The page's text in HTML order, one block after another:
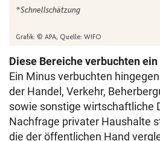
Diese Bereiche verbuchten
Ein Minus verbuchten
der Handel, Verkehr,
sowie sonstige wirtschaftliche
Nachfrage privater Haushalte
die der öffentlichen Hand